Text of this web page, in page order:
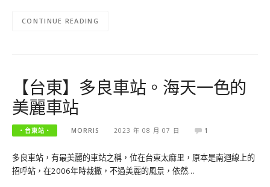
CONTINUE READING
【台東】多良車站。海天一色的
美麗車站
‧台東站‧ MORRIS 2023 年 08 月 07 日 1
多良車站，有最美麗的車站之稱，位在台東太麻里，原本是南迴線上的
招呼站，在2006年時裁撤，不過美麗的風景，依然…